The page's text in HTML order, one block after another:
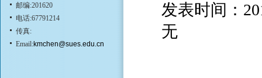
邮编:201620
电话:67791214
传真:
Email:kmchen@sues.edu.cn
发表时间：
无